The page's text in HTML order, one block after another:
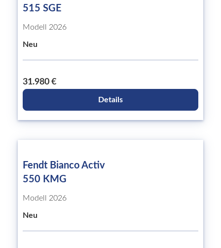
515 SGE
Modell 2026
Neu
31.980 €
Details
Fendt Bianco Activ
550 KMG
Modell 2026
Neu